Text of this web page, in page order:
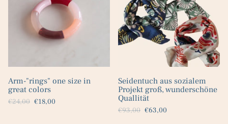
Arm-"rings" one size in
great colors
€24,00 €18,00
Seidentuch aus sozialem
Projekt groß, wunderschöne
Quallität
€93,00 €63,00